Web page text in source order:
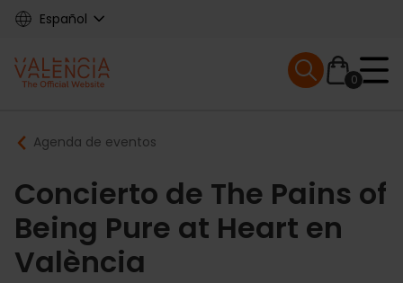
Skip
content
Español
Main
navigation
0
Mobile menu
Breadcrumb
Agenda de eventos
Concierto de The Pains of
Being Pure at Heart en
València